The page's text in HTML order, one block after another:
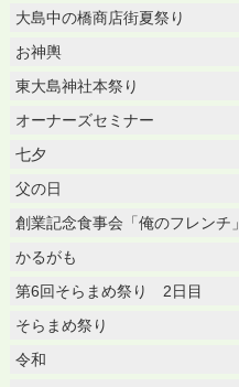
大島中の橋商店街夏祭り
お神輿
東大島神社本祭り
オーナーズセミナー
七夕
父の日
創業記念食事会「俺のフレンチ」
かるがも
第6回そらまめ祭り 2日目
そらまめ祭り
令和